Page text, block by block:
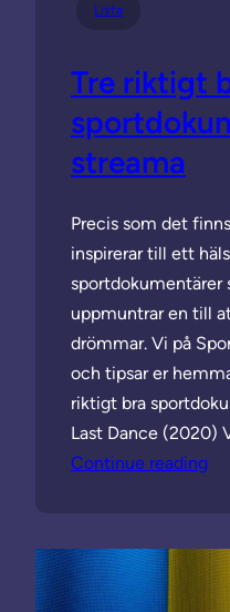
Lista
Tre riktigt
streama
Precis som det
inspirerar till ett
sportdokumentärer
uppmuntrar en till
drömmar. Vi på
och tipsar er
riktigt bra
Last Dance (2020)
Continue reading